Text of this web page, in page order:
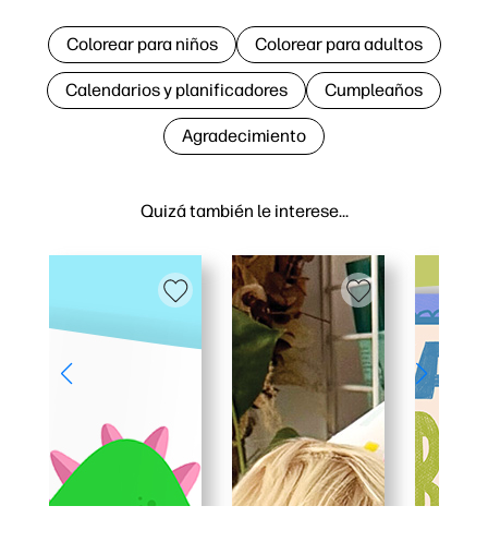
Quizá también le interese…
Colorear para niños Colorear para adultos
Calendarios y planificadores Cumpleaños
Agradecimiento